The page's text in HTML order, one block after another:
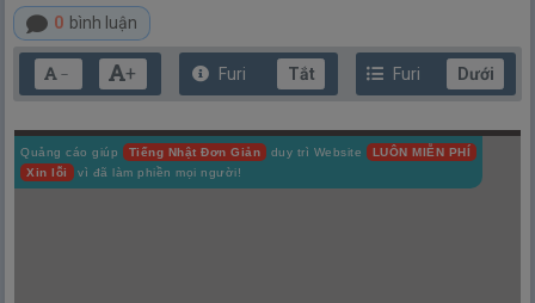
0 bình luận
－ + Furi Tắt Furi Dưới
Quảng cáo giúp Tiếng Nhật Đơn Giản duy trì Website
LUÔN MIỄN PHÍ
Xin lỗi
vì đã làm phiền mọi người!